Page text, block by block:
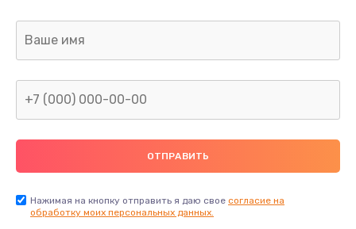
Замена шлейфа матрицы
2600 руб.
Замена видеочипа
Нажимая на кнопку отправить я даю свое согласие на
обработку моих персональных данных.